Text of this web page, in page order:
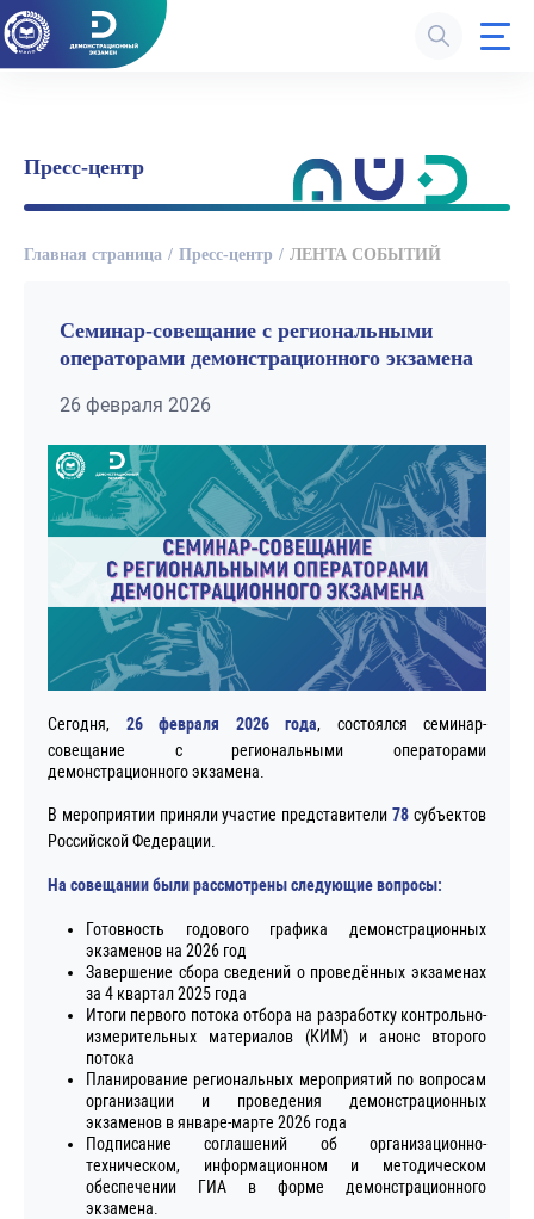
Пресс-центр
Главная страница Пресс-центр ЛЕНТА СОБЫТИЙ
Семинар-совещание с региональными
операторами демонстрационного экзамена
26 февраля 2026
Сегодня, 26 февраля 2026 года, состоялся семинар-
совещание с региональными операторами
демонстрационного экзамена.
В мероприятии приняли участие представители78 субъектов
Российской Федерации.
На совещании были рассмотрены следующие вопросы:
Готовность годового графика демонстрационных
экзаменов на 2026 год
Завершение сбора сведений о проведённых экзаменах
за 4 квартал 2025 года
Итоги первого потока отбора на разработку контрольно-
измерительных материалов (КИМ) и анонс второго
потока
Планирование региональных мероприятий по вопросам
организации и проведения демонстрационных
экзаменов в январе-марте 2026 года
Подписание соглашений об организационно-
техническом, информационном и методическом
обеспечении ГИА в форме демонстрационного
экзамена.